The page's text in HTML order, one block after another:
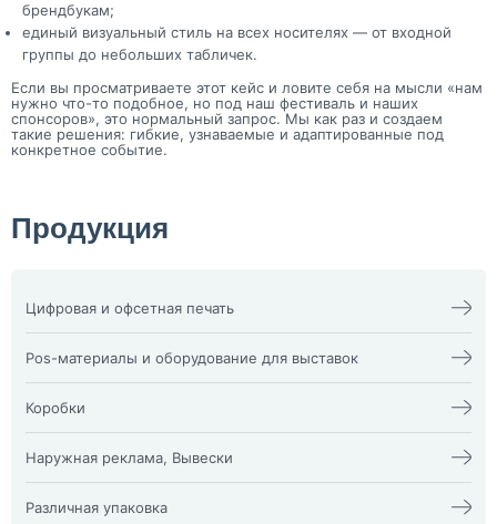
брендбукам;
единый визуальный стиль на всех носителях — от входной
группы до небольших табличек.
Если вы просматриваете этот кейс и ловите себя на мысли «нам
нужно что-то подобное, но под наш фестиваль и наших
спонсоров», это нормальный запрос. Мы как раз и создаем
такие решения: гибкие, узнаваемые и адаптированные под
конкретное событие.
Продукция
Цифровая и офсетная печать
Визитки
Конверты
3D наклейки
Бейдж
Билеты
Блокноты
Брошюра, каталог
Буклеты
Визитка NFC
Инстаграм визитка
Пакеты
Папка фолдер
Печати и штампы
Подложка на стол,
бланки)
Pos-материалы и оборудование для выставок
X-стенд
Воблеры
Оформление выставочных
стендов
Пресс волл
Пресс Волл из ткани
Промо-стойки
Ролл-апы
Коробки
микрогофры и Гофрокоробки
Кашированные коробки vip
коробки
Классические картонные
коробки
Наружная реклама, Вывески
Наклейки на заднее стекло
Различная упаковка